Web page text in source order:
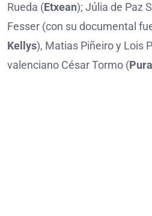
Rueda (Etxean); Júlia de Paz
Fesser (con su documental
Kellys), Matias Piñeiro y Lois
valenciano César Tormo (